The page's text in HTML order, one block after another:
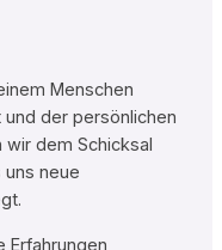
Menschen
der persönlichen
wir dem Schicksal
neue
Erfahrungen